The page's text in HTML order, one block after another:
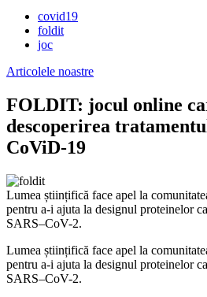
covid19
foldit
joc
Articolele noastre
FOLDIT: jocul online
descoperirea
CoViD-19
Lumea științifică face apel la
pentru a-i ajuta la designul proteinelor
SARS–CoV-2.
Lumea științifică face apel la
pentru a-i ajuta la designul proteinelor
SARS–CoV-2.